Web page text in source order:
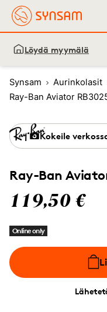
Löydä myymälä
Synsam Aurinkolasit
Ray-Ban Aviator
Ray-Ban
119,50 €
Online only
Kokeile